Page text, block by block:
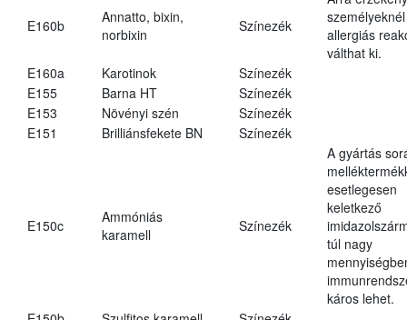
E160b
Annatto, bixin,
norbixin
Színezék
személyeknél
allergiás
válthat ki.
E160a
Karotinok
Színezék
E155
Barna HT
Színezék
E153
Növényi szén
Színezék
E151
Brilliánsfekete BN Színezék
E150c
Ammóniás
karamell
Színezék
A gyártás
esetlegesen
keletkező
túl nagy
káros lehet.